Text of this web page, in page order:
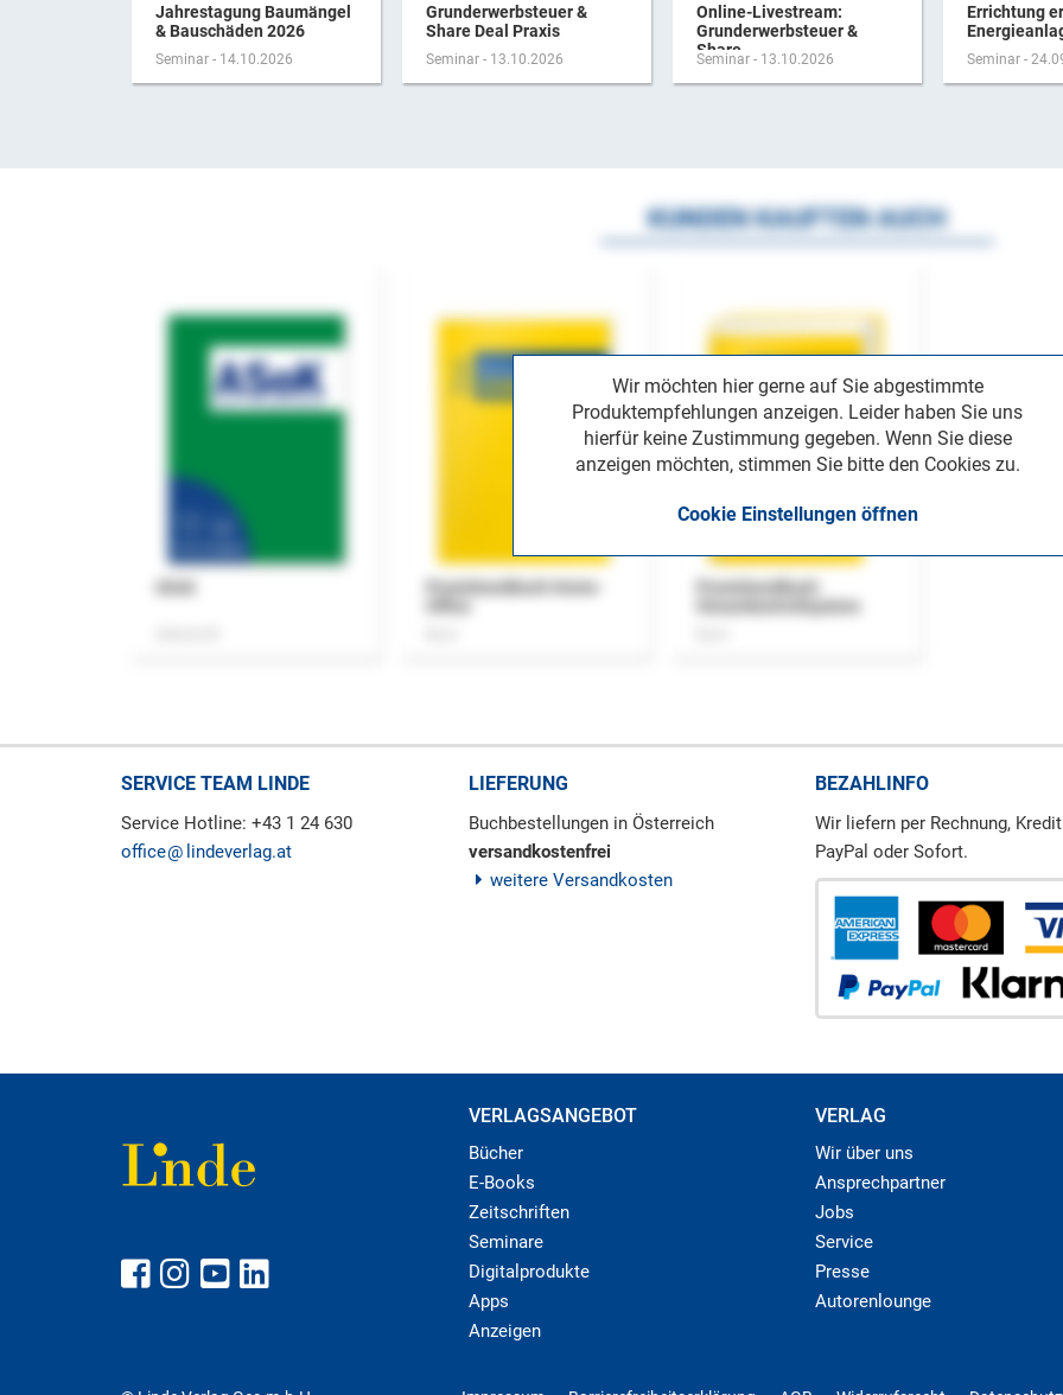
Jahrestagung Baumängel
& Bauschäden 2026
Seminar - 14.10.2026
Grunderwerbsteuer &
Share Deal Praxis
Seminar - 13.10.2026
Online-Livestream:
Grunderwerbsteuer &
Share ...
Seminar - 13.10.2026
Errichtung
Seminar -
Wir möchten hier gerne auf Sie abgestimmte
Produktempfehlungen anzeigen. Leider haben Sie uns
hierfür keine Zustimmung gegeben. Wenn Sie diese
anzeigen möchten, stimmen Sie bitte den Cookies zu.
Cookie Einstellungen öffnen
KUNDEN KAUFTEN AUCH
Praxishandbuch Home-
Praxishandbuch
SERVICE TEAM LINDE
Service Hotline: +43 1 24 630
office
lindeverlag.at
LIEFERUNG
Buchbestellungen in Österreich
versandkostenfrei
weitere Versandkosten
BEZAHLINFO
Wir liefern per Rechnung,
PayPal oder Sofort.
VERLAGSANGEBOT
Bücher
E-Books
Zeitschriften
Seminare
Digitalprodukte
Apps
Anzeigen
VERLAG
Wir über uns
Ansprechpartner
Jobs
Service
Presse
Autorenlounge